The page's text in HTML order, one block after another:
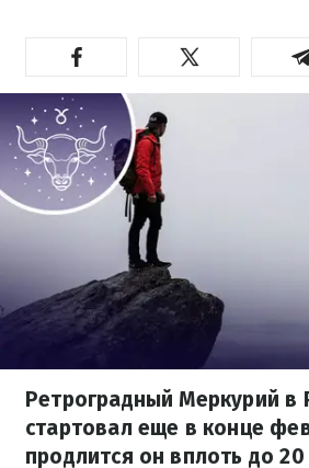
Ретроградный Меркурий в
стартовал еще в конце
продлится он вплоть до